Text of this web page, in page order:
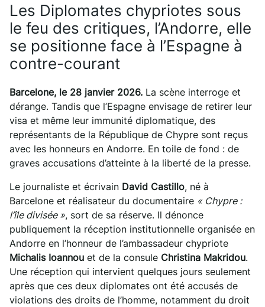
Les Diplomates chypriotes sous
le feu des critiques, l’Andorre, elle
se positionne face à l’Espagne à
contre-courant
Barcelone, le 28 janvier 2026. La scène interroge et
dérange. Tandis que l’Espagne envisage de retirer leur
visa et même leur immunité diplomatique, des
représentants de la République de Chypre sont reçus
avec les honneurs en Andorre. En toile de fond : de
graves accusations d’atteinte à la liberté de la presse.
Le journaliste et écrivain David Castillo, né à
Barcelone et réalisateur du documentaire « Chypre :
l’île divisée », sort de sa réserve. Il dénonce
publiquement la réception institutionnelle organisée en
Andorre en l’honneur de l’ambassadeur chypriote
Michalis Ioannou et de la consule Christina Makridou.
Une réception qui intervient quelques jours seulement
après que ces deux diplomates ont été accusés de
violations des droits de l’homme, notamment du droit